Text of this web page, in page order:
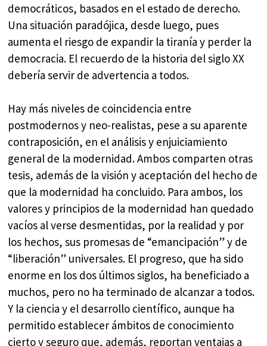
democráticos, basados en el estado de derecho.
Una situación paradójica, desde luego, pues
aumenta el riesgo de expandir la tiranía y perder la
democracia. El recuerdo de la historia del siglo XX
debería servir de advertencia a todos.
Hay más niveles de coincidencia entre
postmodernos y neo-realistas, pese a su aparente
contraposición, en el análisis y enjuiciamiento
general de la modernidad. Ambos comparten otras
tesis, además de la visión y aceptación del hecho de
que la modernidad ha concluido. Para ambos, los
valores y principios de la modernidad han quedado
vacíos al verse desmentidas, por la realidad y por
los hechos, sus promesas de “emancipación” y de
“liberación” universales. El progreso, que ha sido
enorme en los dos últimos siglos, ha beneficiado a
muchos, pero no ha terminado de alcanzar a todos.
Y la ciencia y el desarrollo científico, aunque ha
permitido establecer ámbitos de conocimiento
cierto y seguro que, además, reportan ventajas a